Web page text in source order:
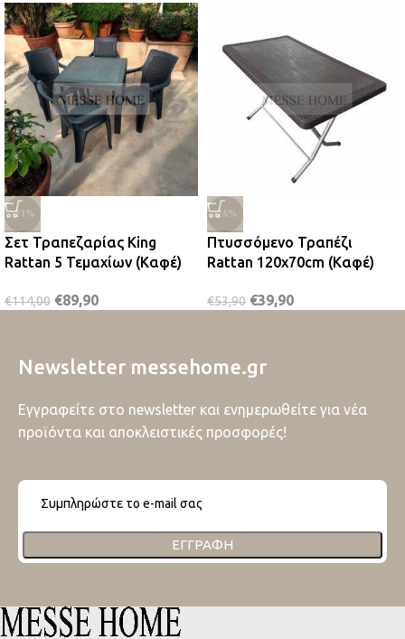
-21%
Σετ Τραπεζαρίας King
Rattan 5 Τεμαχίων (Καφέ)
€114,00 €89,90
-26%
Πτυσσόμενο Τραπέζι
Rattan 120x70cm (Καφέ)
€53,90 €39,90
Newsletter messehome.gr
Εγγραφείτε στο newsletter και ενημερωθείτε για νέα
προϊόντα και αποκλειστικές προσφορές!
ΕΓΓΡΑΦΉ